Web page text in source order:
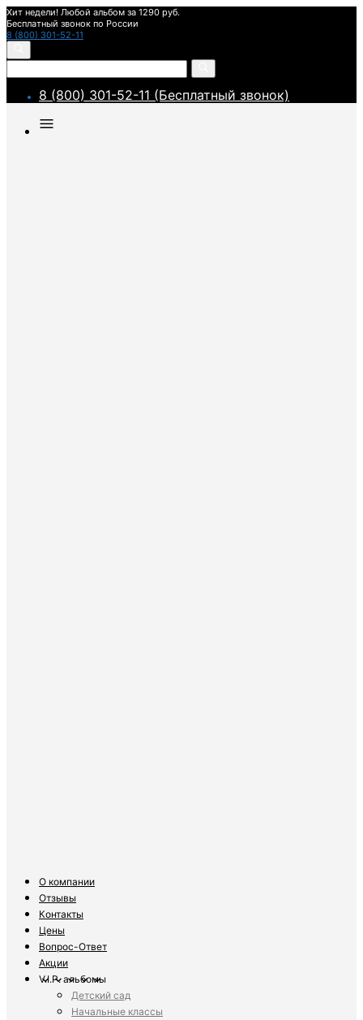
Хит недели! Любой альбом за 1290 руб.
Бесплатный звонок по России
8 (800) 301-52-11
8 (800) 301-52-11 (Бесплатный звонок)
О компании
Отзывы
Контакты
Цены
Вопрос-Ответ
Акции
V.I.P. альбомы
Детский сад
Начальные классы